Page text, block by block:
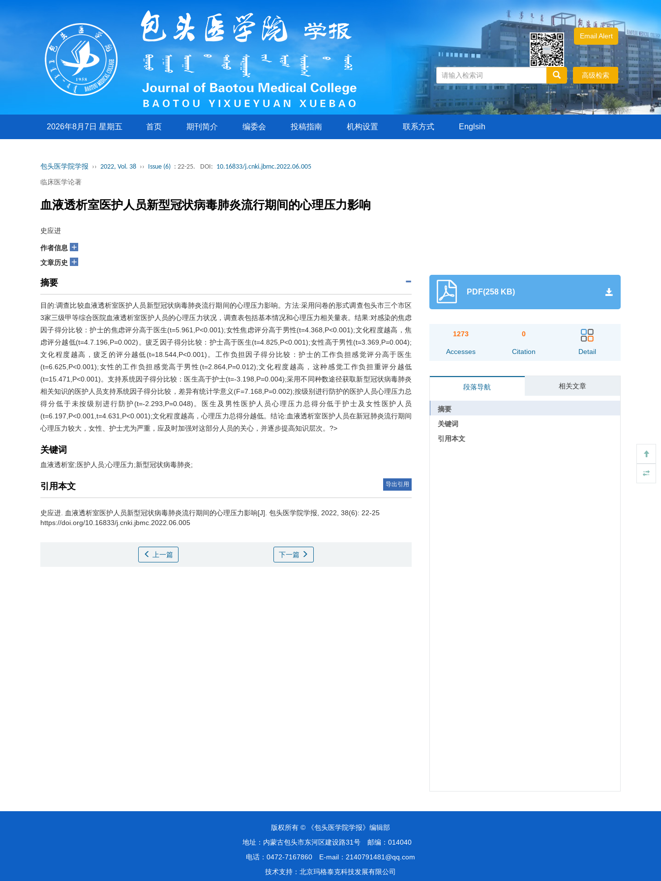
Email Alert
高级检索
2026年8月7日 星期五 首页 期刊简介 编委会 投稿指南 机构设置 联系方式 Englsih
包头医学院学报 ›› 2022, Vol. 38 ›› Issue (6) : 22-25. DOI: 10.16833/j.cnki.jbmc.2022.06.005
临床医学论著
血液透析室医护人员新型冠状病毒肺炎流行期间的心理压力影响
史应进
作者信息 +
文章历史 +
摘要
目的:调查比较血液透析室医护人员新型冠状病毒肺炎流行期间的心理压力影响。方法:采用问卷的形式调查包头市三个市区
3家三级甲等综合医院血液透析室医护人员的心理压力状况，调查表包括基本情况和心理压力相关量表。结果:对感染的焦虑
因子得分比较：护士的焦虑评分高于医生(t=5.961,P<0.001);女性焦虑评分高于男性(t=4.368,P<0.001);文化程度越高，焦
虑评分越低(t=4.7.196,P=0.002)。疲乏因子得分比较：护士高于医生(t=4.825,P<0.001);女性高于男性(t=3.369,P=0.004);
文化程度越高，疲乏的评分越低(t=18.544,P<0.001)。工作负担因子得分比较：护士的工作负担感觉评分高于医生
(t=6.625,P<0.001);女性的工作负担感觉高于男性(t=2.864,P=0.012);文化程度越高，这种感觉工作负担重评分越低
(t=15.471,P<0.001)。支持系统因子得分比较：医生高于护士(t=-3.198,P=0.004);采用不同种数途径获取新型冠状病毒肺炎
相关知识的医护人员支持系统因子得分比较，差异有统计学意义(F=7.168,P=0.002);按级别进行防护的医护人员心理压力总
得分低于未按级别进行防护(t=-2.293,P=0.048)。医生及男性医护人员心理压力总得分低于护士及女性医护人员
(t=6.197,P<0.001,t=4.631,P<0.001);文化程度越高，心理压力总得分越低。结论:血液透析室医护人员在新冠肺炎流行期间
心理压力较大，女性、护士尤为严重，应及时加强对这部分人员的关心，并逐步提高知识层次。?>
关键词
血液透析室;医护人员;心理压力;新型冠状病毒肺炎;
引用本文 导出引用
史应进.
血液透析室医护人员新型冠状病毒肺炎流行期间的心理压力影响[J]. 包头医学院学报, 2022, 38(6): 22-25
https://doi.org/10.16833/j.cnki.jbmc.2022.06.005
上一篇 下一篇
PDF(258 KB)
1273
Accesses
0
Citation Detail
段落导航 相关文章
摘要
关键词
引用本文
版权所有 © 《包头医学院学报》编辑部
地址：内蒙古包头市东河区建设路31号 邮编：014040
电话：0472-7167860 E-mail：2140791481@qq.com
技术支持： 北京玛格泰克科技发展有限公司